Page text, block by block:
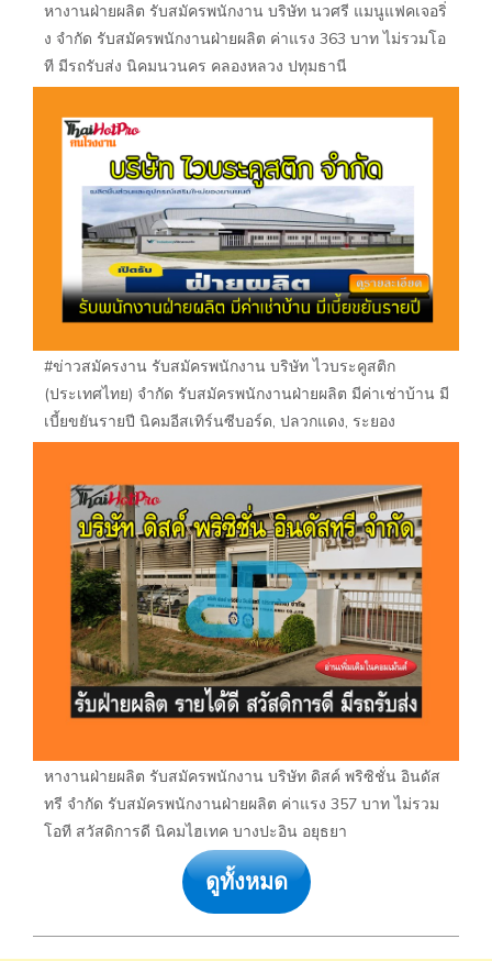
หางานฝ่ายผลิต รับสมัครพนักงาน บริษัท นวศรี แมนูแฟคเจอริ่
ง จำกัด รับสมัครพนักงานฝ่ายผลิต ค่าแรง 363 บาท ไม่รวมโอ
ที มีรถรับส่ง นิคมนวนคร คลองหลวง ปทุมธานี
#ข่าวสมัครงาน รับสมัครพนักงาน บริษัท ไวบระคูสติก
(ประเทศไทย) จำกัด รับสมัครพนักงานฝ่ายผลิต มีค่าเช่าบ้าน มี
เบี้ยขยันรายปี นิคมอีสเทิร์นซีบอร์ด, ปลวกแดง, ระยอง
หางานฝ่ายผลิต รับสมัครพนักงาน บริษัท ดิสค์ พริซิชั่น อินดัส
ทรี จำกัด รับสมัครพนักงานฝ่ายผลิต ค่าแรง 357 บาท ไม่รวม
โอที สวัสดิการดี นิคมไฮเทค บางปะอิน อยุธยา
ดูทั้งหมด